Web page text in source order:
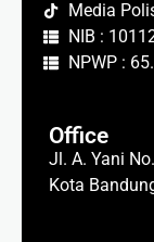
Media
NIB :
NPWP :
Office
Jl. A. Yani
Kota